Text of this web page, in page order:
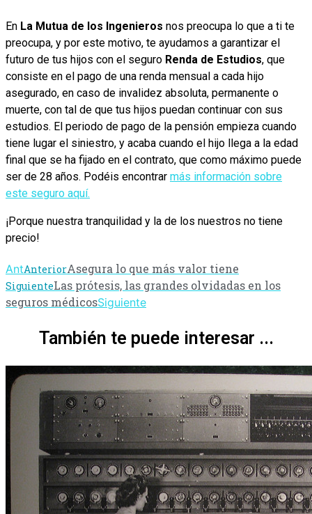
En La Mutua de los Ingenieros nos preocupa lo que a ti te
preocupa, y por este motivo, te ayudamos a garantizar el
futuro de tus hijos con el seguro Renda de Estudios, que
consiste en el pago de una renda mensual a cada hijo
asegurado, en caso de invalidez absoluta, permanente o
muerte, con tal de que tus hijos puedan continuar con sus
estudios. El periodo de pago de la pensión empieza cuando
tiene lugar el siniestro, y acaba cuando el hijo llega a la edad
final que se ha fijado en el contrato, que como máximo puede
ser de 28 años. Podéis encontrar más información sobre
este seguro aquí.
¡Porque nuestra tranquilidad y la de los nuestros no tiene
precio!
AntAnteriorAsegura lo que más valor tiene
SiguienteLas prótesis, las grandes olvidadas en los
seguros médicosSiguiente
También te puede interesar ...